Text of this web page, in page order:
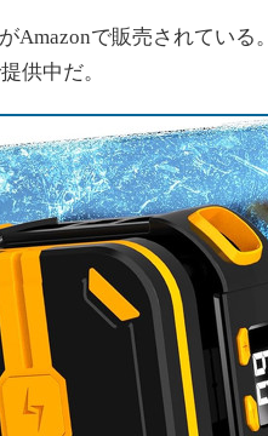
Amazonで販売されている
供中だ。